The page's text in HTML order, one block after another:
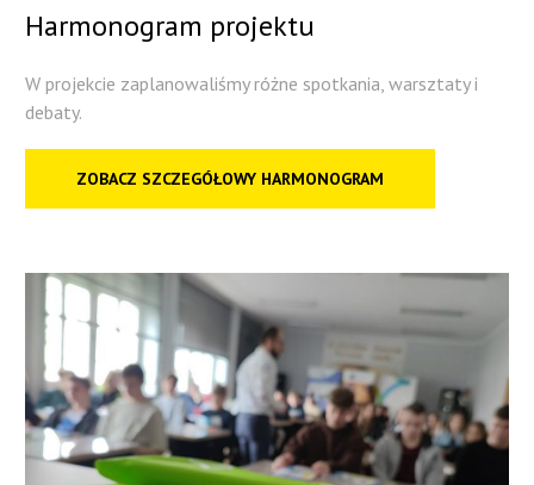
Harmonogram projektu
W projekcie zaplanowaliśmy różne spotkania, warsztaty i
debaty.
ZOBACZ SZCZEGÓŁOWY HARMONOGRAM